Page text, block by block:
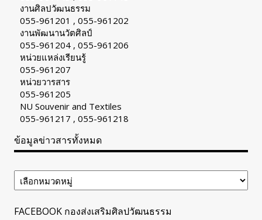
งานศิลปวัฒนธรรม
055-961201 , 055-961202
งานพัฒนานวัตศิลป์
055-961204 , 055-961206
หน่วยแหล่งเรียนรู้
055-961207
หน่วยวารสาร
055-961205
NU Souvenir and Textiles
055-961217 , 055-961218
ข้อมูลข่าวสารทั้งหมด
ข้อมูล
ข่าวสาร
FACEBOOK กองส่งเสริมศิลปวัฒนธรรม